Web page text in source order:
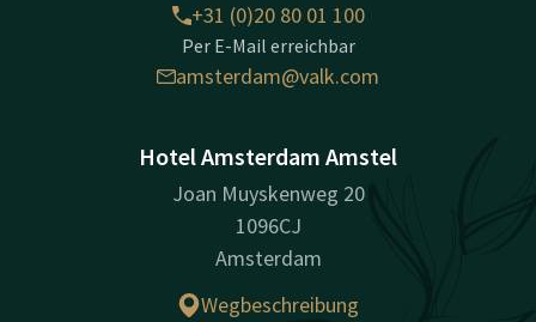
+31 (0)20 80 01 100
Per E-Mail erreichbar
amsterdam@valk.com
Hotel Amsterdam Amstel
Joan Muyskenweg 20
1096CJ
Amsterdam
Wegbeschreibung